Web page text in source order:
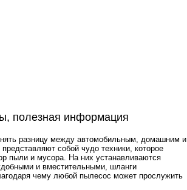
полезная информация
разницу между автомобильным, домашним и
собой чудо техники, которое
пыли и мусора. На них устанавливаются
и вместительными, шланги
чему любой пылесос может прослужить